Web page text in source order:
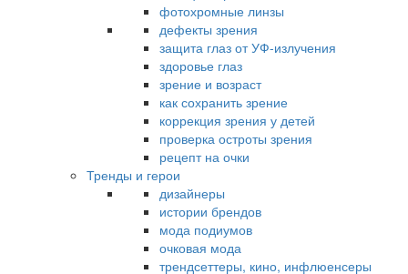
фотохромные линзы
дефекты зрения
защита глаз от УФ-излучения
здоровье глаз
зрение и возраст
как сохранить зрение
коррекция зрения у детей
проверка остроты зрения
рецепт на очки
Тренды и герои
дизайнеры
истории брендов
мода подиумов
очковая мода
трендсеттеры, кино, инфлюенсеры